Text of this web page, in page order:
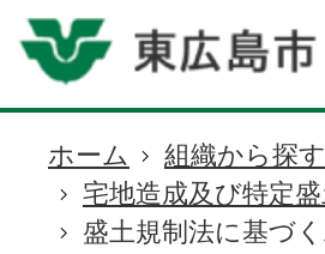
現
在
の
ホーム 組織から探す
宅地造成及び特定
盛土規制法に基づ